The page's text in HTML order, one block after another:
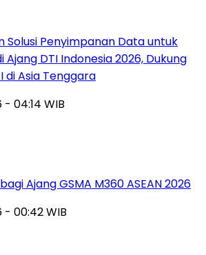
Solusi Penyimpanan Data untuk
Ajang DTI Indonesia 2026, Dukung
di Asia Tenggara
04:14 WIB
Ajang GSMA M360 ASEAN 2026
- 00:42 WIB